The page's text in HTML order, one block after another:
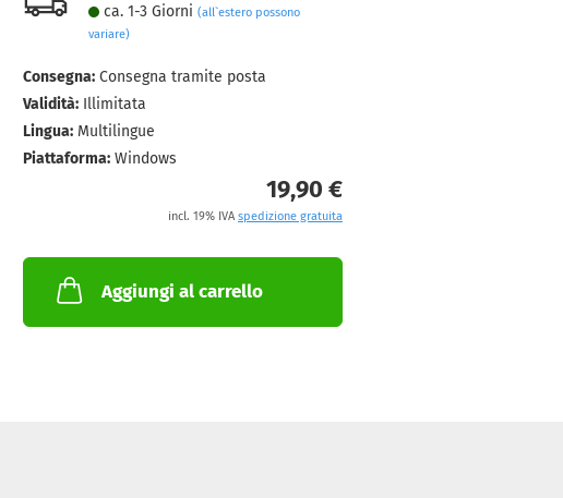
ca. 1-3 Giorni (all`estero possono
variare)
Consegna: Consegna tramite posta
Validità: Illimitata
Lingua: Multilingue
Piattaforma: Windows
19,90 €
incl. 19% IVA spedizione gratuita
Aggiungi al carrello